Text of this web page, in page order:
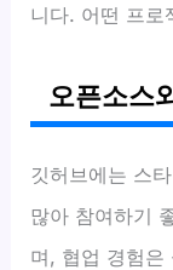
니다. 어떤 프로
오픈소스
깃허브에는 스
많아 참여하기
며, 협업 경험은